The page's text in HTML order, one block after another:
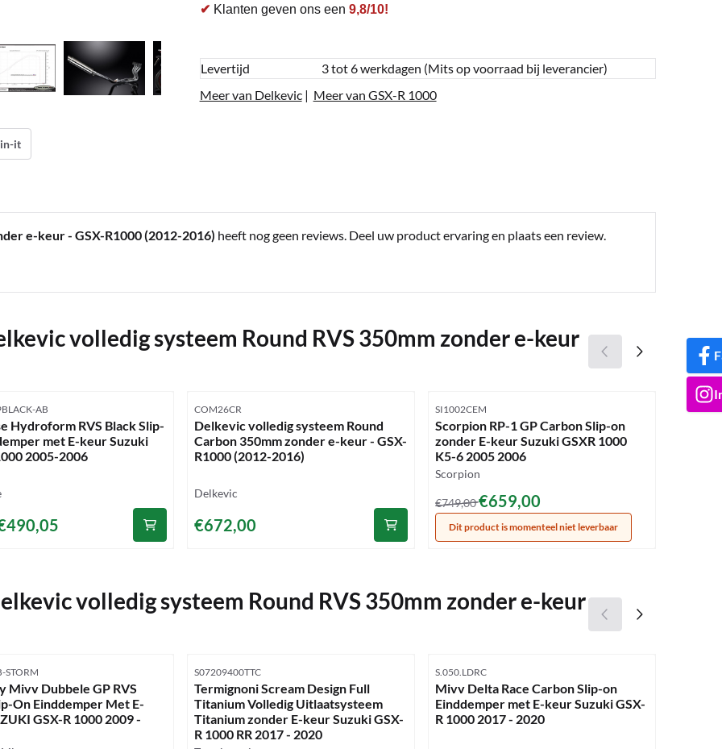
it
✔ Klanten geven ons een 9,8/10!
Levertijd
3 tot 6 werkdagen (Mits op voorraad bij leverancier)
Meer van Delkevic| Meer van GSX-R 1000
e-keur - GSX-R1000 (2012-2016) heeft nog geen reviews. Deel uw product ervaring en plaats een review.
volledig systeem Round RVS 350mm zonder e-keur
AB
Hydroform RVS Black Slip-
met E-keur Suzuki
2005-2006
voor 490,05
Artikelnummer
COM26CR
Delkevic volledig systeem Round
Carbon 350mm zonder e-keur - GSX-
R1000 (2012-2016)
Merk:
Delkevic
Prijs: 672,00
€672,00
Artikelnummer
SI1002CEM
Scorpion RP-1 GP Carbon Slip-on
zonder E-keur Suzuki GSXR 1000
K5-6 2005 2006
Merk:
Scorpion
Van 749,00 voor 659,00
€749,00€659,00
Dit product is momenteel niet leverbaar
volledig systeem Round RVS 350mm zonder e-keur
STORM
Mivv Dubbele GP RVS
On Einddemper Met E-
GSX-R 1000 2009 -
Artikelnummer
S07209400TTC
Termignoni Scream Design Full
Titanium Volledig Uitlaatsysteem
Titanium zonder E-keur Suzuki GSX-
R 1000 RR 2017 - 2020
Artikelnummer
S.050.LDRC
Mivv Delta Race Carbon Slip-on
Einddemper met E-keur Suzuki GSX-
R 1000 2017 - 2020